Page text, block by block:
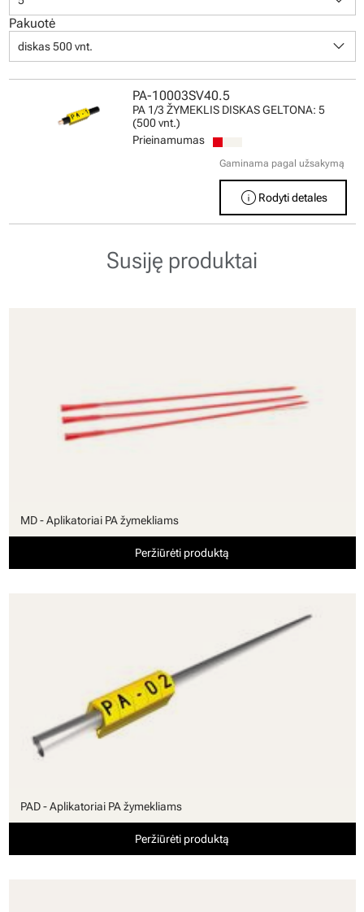
Pakuotė
diskas 500 vnt. keyboard_arrow_down
PA-10003SV40.5
PA 1/3 ŽYMEKLIS DISKAS GELTONA: 5
(500 vnt.)
Prieinamumas
Gaminama pagal užsakymą
info Rodyti detales
Susiję produktai
MD - Aplikatoriai PA žymekliams
Peržiūrėti produktą
PAD - Aplikatoriai PA žymekliams
Peržiūrėti produktą